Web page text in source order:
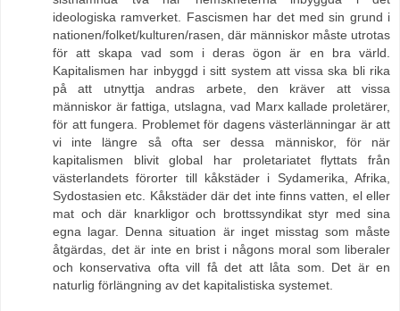
ideologiska ramverket. Fascismen har det med sin grund i
nationen/folket/kulturen/rasen, där människor måste utrotas
för att skapa vad som i deras ögon är en bra värld.
Kapitalismen har inbyggd i sitt system att vissa ska bli rika
på att utnyttja andras arbete, den kräver att vissa
människor är fattiga, utslagna, vad Marx kallade proletärer,
för att fungera. Problemet för dagens västerlänningar är att
vi inte längre så ofta ser dessa människor, för när
kapitalismen blivit global har proletariatet flyttats från
västerlandets förorter till kåkstäder i Sydamerika, Afrika,
Sydostasien etc. Kåkstäder där det inte finns vatten, el eller
mat och där knarkligor och brottssyndikat styr med sina
egna lagar. Denna situation är inget misstag som måste
åtgärdas, det är inte en brist i någons moral som liberaler
och konservativa ofta vill få det att låta som. Det är en
naturlig förlängning av det kapitalistiska systemet.